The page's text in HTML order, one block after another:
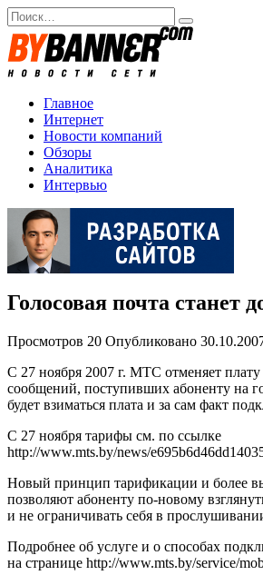
Перейти
к
содержанию
Search
for:
Главное
Интернет
Новости компаний
Обзоры
Аналитика
Интервью
Голосовая почта станет
Просмотров 20 Опубликовано
С 27 ноября 2007 г. МТС отменяет
сообщений, поступивших абоненту на
будет взиматься плата и за сам факт
С 27 ноября тарифы см. по ссылке
http://www.mts.by/news/
Новый принцип тарификации и более
позволяют абоненту по-новому
и не ограничивать себя в
Подробнее об услуге и о способах
на странице http://www.mts.by/service/